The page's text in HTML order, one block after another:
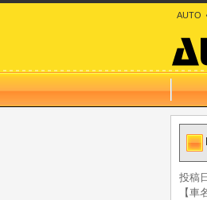
AUTO
投稿日
【